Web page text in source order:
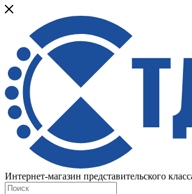
Интернет-магазин представительского